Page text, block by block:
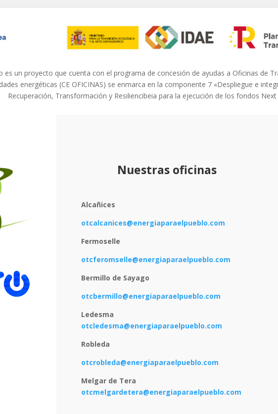
es un proyecto que cuenta con el programa de concesión de ayudas a Oficinas de
energéticas (CE OFICINAS) se enmarca en la componente 7 «Despliegue e
Recuperación, Transformación y Resiliencibeia para la ejecución de los fondos Next
Nuestras oficinas
Alcañices
otcalcanices@energiaparaelpueblo.com
Fermoselle
otcferomselle@energiaparaelpueblo.com
Bermillo de Sayago
otcbermillo@energiaparaelpueblo.com
Ledesma
otcledesma@energiaparaelpueblo.com
Robleda
otcrobleda@energiaparaelpueblo.com
Melgar de Tera
otcmelgardetera@energiaparaelpueblo.com